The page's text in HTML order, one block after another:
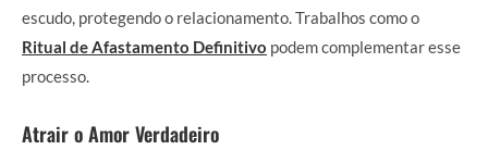
escudo, protegendo o relacionamento. Trabalhos como o
Ritual de Afastamento Definitivo podem complementar esse
processo.
Atrair o Amor Verdadeiro